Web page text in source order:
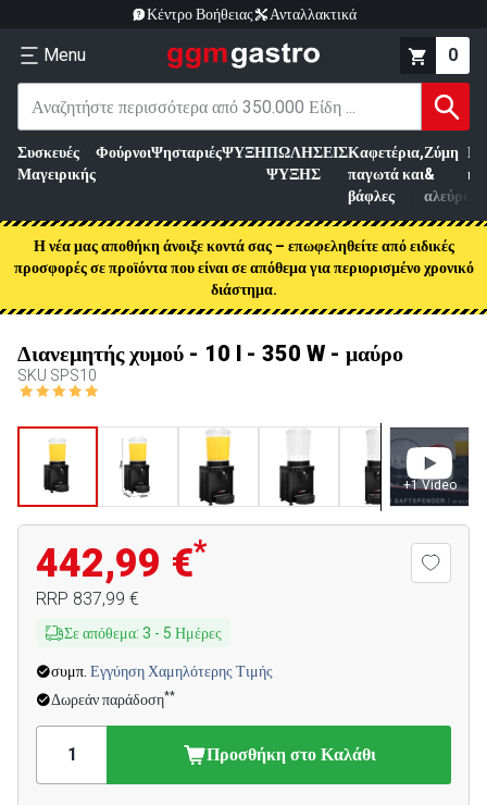
Κέντρο Βοήθειας Ανταλλακτικά
Menu 0
Συσκευές
Μαγειρικής
ΦούρνοιΨησταριέςΨΥΞΗΠΩΛΗΣΕΙΣ
ΨΥΞΗΣ
Καφετέρια,
παγωτά και
βάφλες
Ζύμη
&
αλεύρι
Η νέα μας αποθήκη άνοιξε κοντά σας – επωφεληθείτε από ειδικές
προσφορές σε προϊόντα που είναι σε απόθεμα για περιορισμένο χρονικό
διάστημα.
Διανεμητής χυμού - 10 l - 350 W - μαύρο
SKU SPS10
+1 Video
442,99 €*
RRP 837,99 €
Σε απόθεμα: 3 - 5 Ημέρες
συμπ. Εγγύηση Χαμηλότερης Τιμής
Δωρεάν παράδοση**
Προσθήκη στο Καλάθι